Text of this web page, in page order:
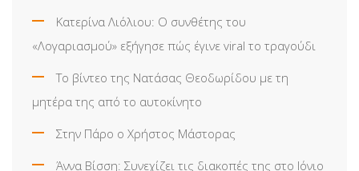
Κατερίνα Λιόλιου: Ο συνθέτης του
«Λογαριασμού» εξήγησε πώς έγινε viral το τραγούδι
Το βίντεο της Νατάσας Θεοδωρίδου με τη
μητέρα της από το αυτοκίνητο
Στην Πάρο ο Χρήστος Μάστορας
Άννα Βίσση: Συνεχίζει τις διακοπές της στο Ιόνιο